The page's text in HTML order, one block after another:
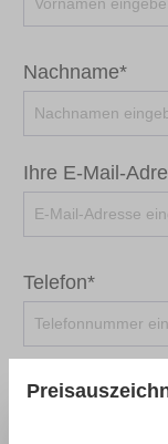
Nachname*
Ihre E-Mail-
Telefon*
Betreff*